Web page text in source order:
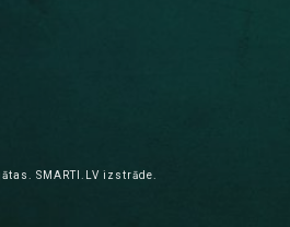
SMARTI.LV izstrāde.